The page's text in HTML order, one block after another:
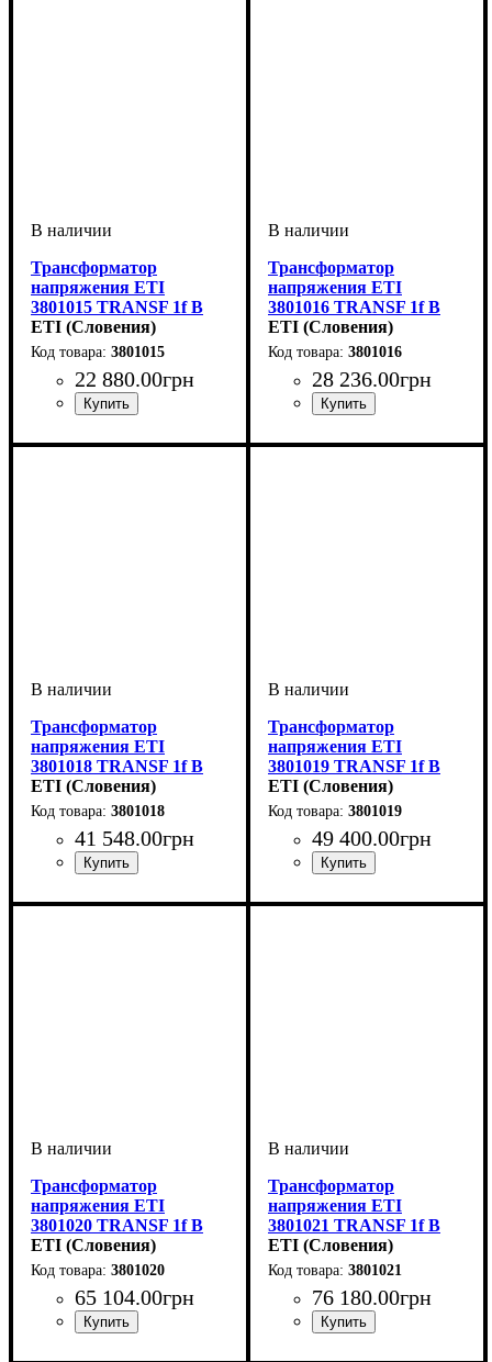
Трансформатор
напряжения ETI
3801015 TRANSF 1f B
12-0-12V 2000VA
ETI (Словения)
3801015
22 880.00грн
Трансформатор
напряжения ETI
3801016 TRANSF 1f B
12-0-12V 2500VA
ETI (Словения)
3801016
28 236.00грн
Трансформатор
напряжения ETI
3801018 TRANSF 1f B
12-0-12V 4000VA
ETI (Словения)
3801018
41 548.00грн
Трансформатор
напряжения ETI
3801019 TRANSF 1f B
12-0-12V 5000VA
ETI (Словения)
3801019
49 400.00грн
Трансформатор
напряжения ETI
3801020 TRANSF 1f B
12-0-12V 6000VA
ETI (Словения)
3801020
65 104.00грн
Трансформатор
напряжения ETI
3801021 TRANSF 1f B
12-0-12V 8000VA
ETI (Словения)
3801021
76 180.00грн